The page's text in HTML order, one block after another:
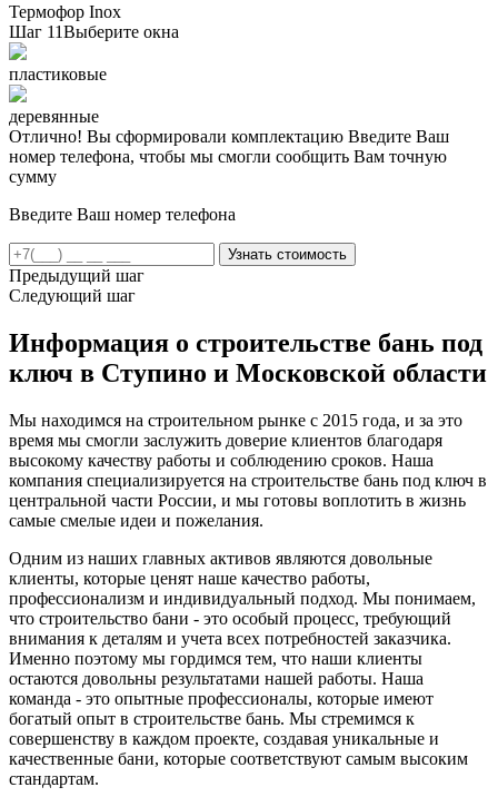
Термофор Inox
Шаг 11Выберите окна
пластиковые
деревянные
Отлично! Вы сформировали комплектацию Введите Ваш
номер телефона, чтобы мы смогли сообщить Вам точную
сумму
Введите Ваш номер телефона
Предыдущий шаг
Следующий шаг
Информация о строительстве бань под
ключ в Ступино и Московской области
Мы находимся на строительном рынке с 2015 года, и за это
время мы смогли заслужить доверие клиентов благодаря
высокому качеству работы и соблюдению сроков. Наша
компания специализируется на строительстве бань под ключ в
центральной части России, и мы готовы воплотить в жизнь
самые смелые идеи и пожелания.
Одним из наших главных активов являются довольные
клиенты, которые ценят наше качество работы,
профессионализм и индивидуальный подход. Мы понимаем,
что строительство бани - это особый процесс, требующий
внимания к деталям и учета всех потребностей заказчика.
Именно поэтому мы гордимся тем, что наши клиенты
остаются довольны результатами нашей работы. Наша
команда - это опытные профессионалы, которые имеют
богатый опыт в строительстве бань. Мы стремимся к
совершенству в каждом проекте, создавая уникальные и
качественные бани, которые соответствуют самым высоким
стандартам.